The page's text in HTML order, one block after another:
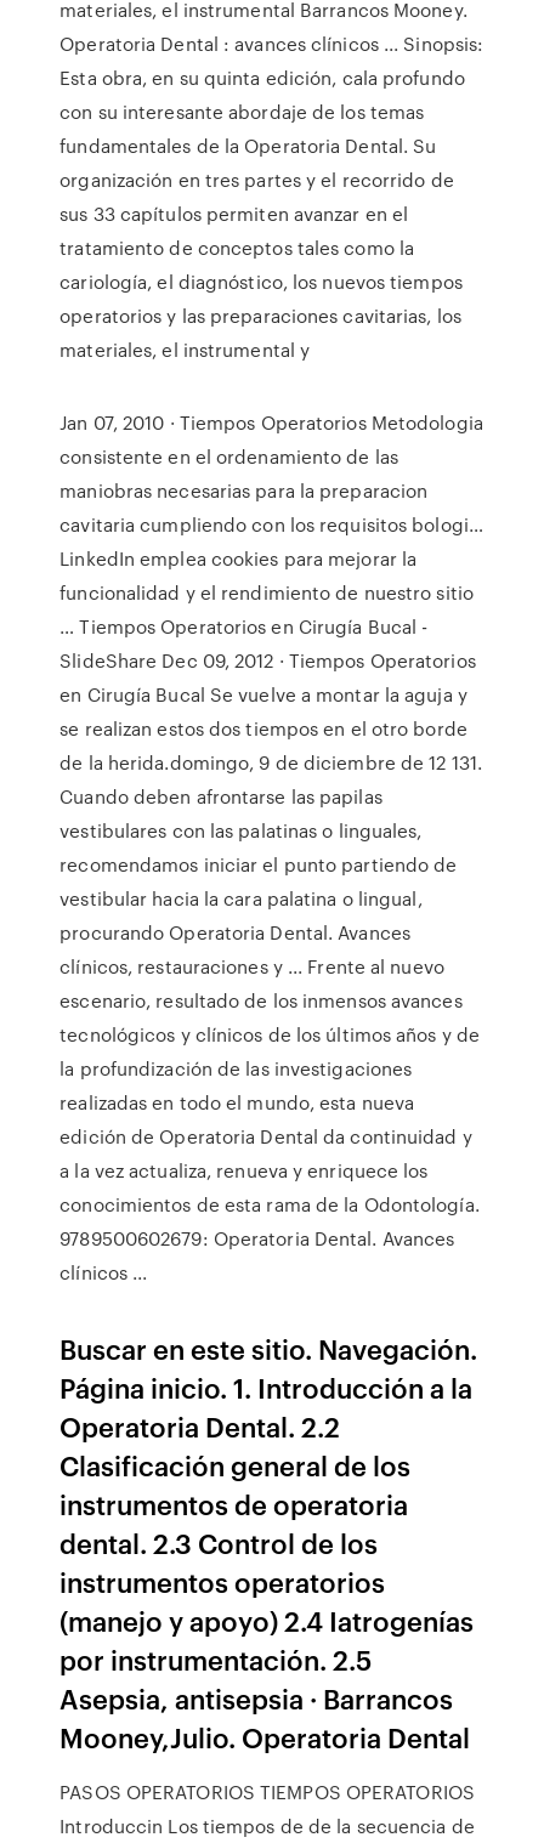
materiales, el instrumental Barrancos Mooney.
Operatoria Dental : avances clínicos ... Sinopsis:
Esta obra, en su quinta edición, cala profundo
con su interesante abordaje de los temas
fundamentales de la Operatoria Dental. Su
organización en tres partes y el recorrido de
sus 33 capítulos permiten avanzar en el
tratamiento de conceptos tales como la
cariología, el diagnóstico, los nuevos tiempos
operatorios y las preparaciones cavitarias, los
materiales, el instrumental y
Jan 07, 2010 · Tiempos Operatorios Metodologia
consistente en el ordenamiento de las
maniobras necesarias para la preparacion
cavitaria cumpliendo con los requisitos bologi…
LinkedIn emplea cookies para mejorar la
funcionalidad y el rendimiento de nuestro sitio
… Tiempos Operatorios en Cirugía Bucal -
SlideShare Dec 09, 2012 · Tiempos Operatorios
en Cirugía Bucal Se vuelve a montar la aguja y
se realizan estos dos tiempos en el otro borde
de la herida.domingo, 9 de diciembre de 12 131.
Cuando deben afrontarse las papilas
vestibulares con las palatinas o linguales,
recomendamos iniciar el punto partiendo de
vestibular hacia la cara palatina o lingual,
procurando Operatoria Dental. Avances
clínicos, restauraciones y ... Frente al nuevo
escenario, resultado de los inmensos avances
tecnológicos y clínicos de los últimos años y de
la profundización de las investigaciones
realizadas en todo el mundo, esta nueva
edición de Operatoria Dental da continuidad y
a la vez actualiza, renueva y enriquece los
conocimientos de esta rama de la Odontología.
9789500602679: Operatoria Dental. Avances
clínicos ...
Buscar en este sitio. Navegación.
Página inicio. 1. Introducción a la
Operatoria Dental. 2.2
Clasificación general de los
instrumentos de operatoria
dental. 2.3 Control de los
instrumentos operatorios
(manejo y apoyo) 2.4 Iatrogenías
por instrumentación. 2.5
Asepsia, antisepsia · Barrancos
Mooney,Julio. Operatoria Dental
PASOS OPERATORIOS TIEMPOS OPERATORIOS
Introduccin Los tiempos de de la secuencia de